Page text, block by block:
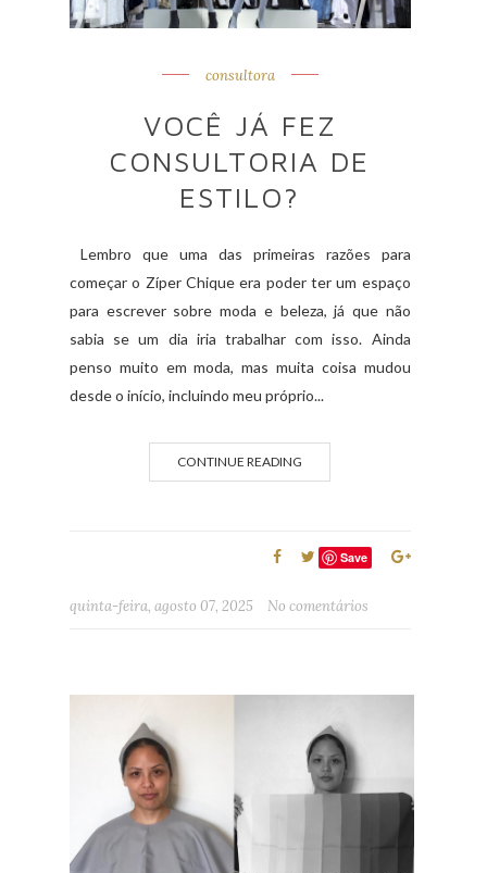
consultora
VOCÊ JÁ FEZ
CONSULTORIA DE
ESTILO?
Lembro que uma das primeiras razões para
começar o Zíper Chique era poder ter um espaço
para escrever sobre moda e beleza, já que não
sabia se um dia iria trabalhar com isso. Ainda
penso muito em moda, mas muita coisa mudou
desde o início, incluindo meu próprio...
CONTINUE READING
Save
quinta-feira, agosto 07, 2025 No comentários